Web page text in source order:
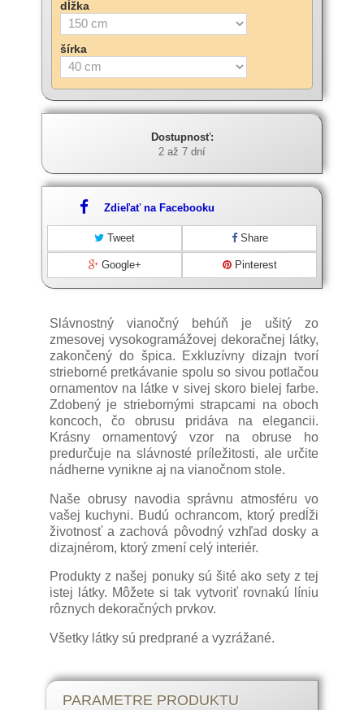
dĺžka
šírka
Dostupnosť:
2 až 7 dní
Zdieľať na Facebooku
Tweet Share
Google+ Pinterest
Slávnostný vianočný behúň je ušitý zo
zmesovej vysokogramážovej dekoračnej látky,
zakončený do špica. Exkluzívny dizajn tvorí
strieborné pretkávanie spolu so sivou potlačou
ornamentov na látke v sivej skoro bielej farbe.
Zdobený je striebornými strapcami na oboch
koncoch, čo obrusu pridáva na elegancii.
Krásny ornamentový vzor na obruse ho
predurčuje na slávnosté príležitosti, ale určite
nádherne vynikne aj na vianočnom stole.
Naše obrusy navodia správnu atmosféru vo
vašej kuchyni. Budú ochrancom, ktorý predĺži
životnosť a zachová pôvodný vzhľad dosky a
dizajnérom, ktorý zmení celý interiér.
Produkty z našej ponuky sú šité ako sety z tej
istej látky. Môžete si tak vytvoriť rovnakú líniu
rôznych dekoračných prvkov.
Všetky látky sú predprané a vyzrážané.
PARAMETRE PRODUKTU